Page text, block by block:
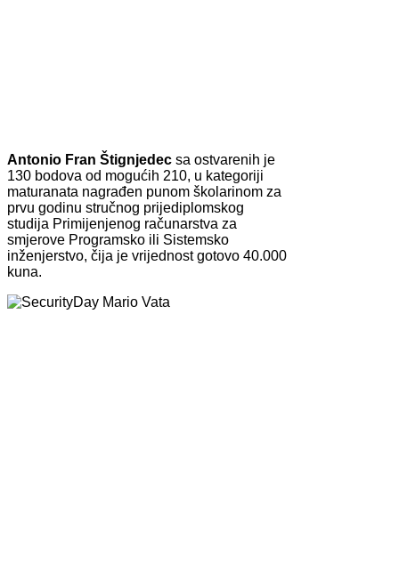
Antonio Fran Štignjedec sa ostvarenih je
130 bodova od mogućih 210, u kategoriji
maturanata nagrađen punom školarinom za
prvu godinu stručnog prijediplomskog
studija Primijenjenog računarstva za
smjerove Programsko ili Sistemsko
inženjerstvo, čija je vrijednost gotovo 40.000
kuna.